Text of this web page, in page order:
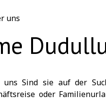
uns
uns Sind sie auf der
oder